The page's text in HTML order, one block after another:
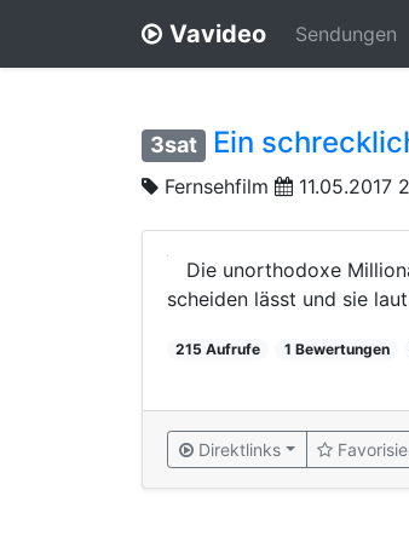
Vavideo Sendungen
3sat Ein
Fernsehfilm 11.05.2017
Die unorthodoxe
scheiden lässt und sie
215 Aufrufe 1 Bewertungen
Direktlinks